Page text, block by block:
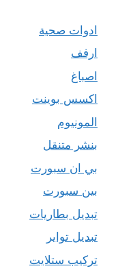
ادوات صحية
ارفف
اصباغ
اكسس بوينت
المونيوم
بنشر متنقل
بي ان سبورت
بين سبورت
تبديل بطاريات
تبديل تواير
تركيب ستلايت